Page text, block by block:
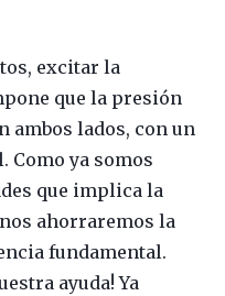
excitar la
que la presión
ambos lados, con un
Como ya somos
que implica la
ahorraremos la
fundamental.
ayuda! Ya